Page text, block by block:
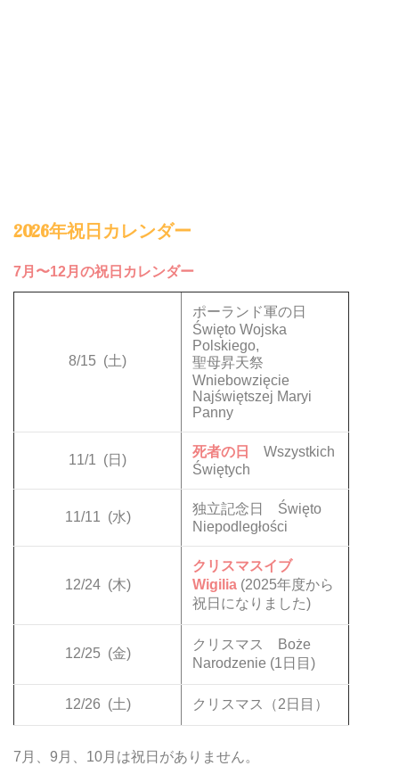
2026年祝日カレンダー
7月〜12月の祝日カレンダー
8/15 (土)
ポーランド軍の日
Święto Wojska
Polskiego,
聖母昇天祭
Wniebowzięcie
Najświętszej Maryi
Panny
11/1 (日)
死者の日
Wszystkich
Świętych
11/11 (水)
独立記念日 Święto
Niepodległości
12/24 (木)
クリスマスイブ
Wigilia (2025年度から
祝日になりました)
12/25 (金)
クリスマス Boże
Narodzenie (1日目)
12/26 (土) クリスマス（2日目）
7月、9月、10月は祝日がありません。